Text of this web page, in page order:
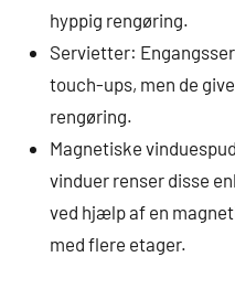
hyppig rengøring.
Servietter:
touch-ups, men de
rengøring.
Magnetiske
vinduer renser disse
ved hjælp af en
med flere etager.